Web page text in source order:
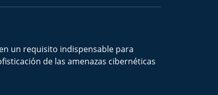
un requisito indispensable para
de las amenazas cibernéticas